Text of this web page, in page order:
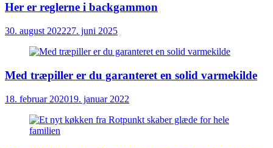
Her er reglerne i backgammon
30. august 202227. juni 2025
Med træpiller er du garanteret en solid varmekilde
18. februar 202019. januar 2022